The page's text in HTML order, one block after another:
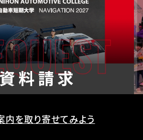
内を取り寄せてみよう